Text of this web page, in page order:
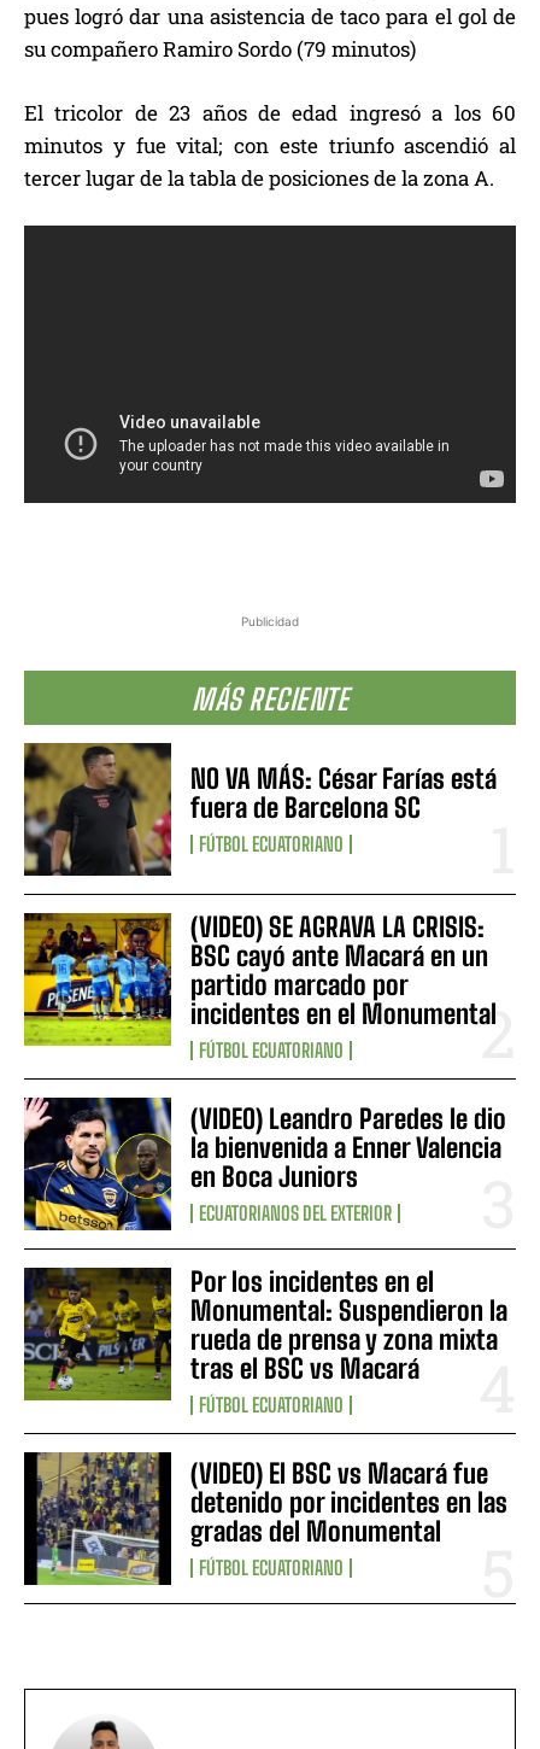
Publicidad
MÁS RECIENTE
NO VA MÁS: César Farías está
fuera de Barcelona SC
FÚTBOL ECUATORIANO
(VIDEO) SE AGRAVA LA CRISIS:
BSC cayó ante Macará en un
partido marcado por
incidentes en el Monumental
FÚTBOL ECUATORIANO
(VIDEO) Leandro Paredes le dio
la bienvenida a Enner Valencia
en Boca Juniors
ECUATORIANOS DEL EXTERIOR
Por los incidentes en el
Monumental: Suspendieron la
rueda de prensa y zona mixta
tras el BSC vs Macará
FÚTBOL ECUATORIANO
(VIDEO) El BSC vs Macará fue
detenido por incidentes en las
gradas del Monumental
FÚTBOL ECUATORIANO
pues logró dar una asistencia de taco para el gol de
su compañero Ramiro Sordo (79 minutos)
El tricolor de 23 años de edad ingresó a los 60
minutos y fue vital; con este triunfo ascendió al
tercer lugar de la tabla de posiciones de la zona A.